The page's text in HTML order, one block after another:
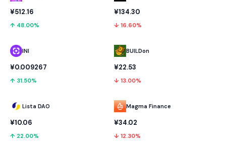
¥512.16
↑ 48.00%
INI
¥0.009267
↑ 31.50%
Lista DAO
¥10.06
↑ 22.00%
¥134.30
↓ 16.60%
BUILDon
¥22.53
↓ 13.00%
Magma Finance
¥34.02
↓ 12.30%